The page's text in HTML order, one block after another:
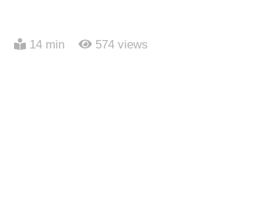
14 min 574 views